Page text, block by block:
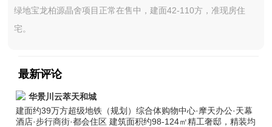
绿地宝龙柏源晶舍项目正常在售中，建面42-110方，准现房住
宅。
最新评论
华景川云萃天和城
建面约39万方超级地铁（规划）综合体购物中心·摩天办公·天幕
酒店·步行商街·都会住区 建筑面积约98-124㎡精工奢邸，精装均